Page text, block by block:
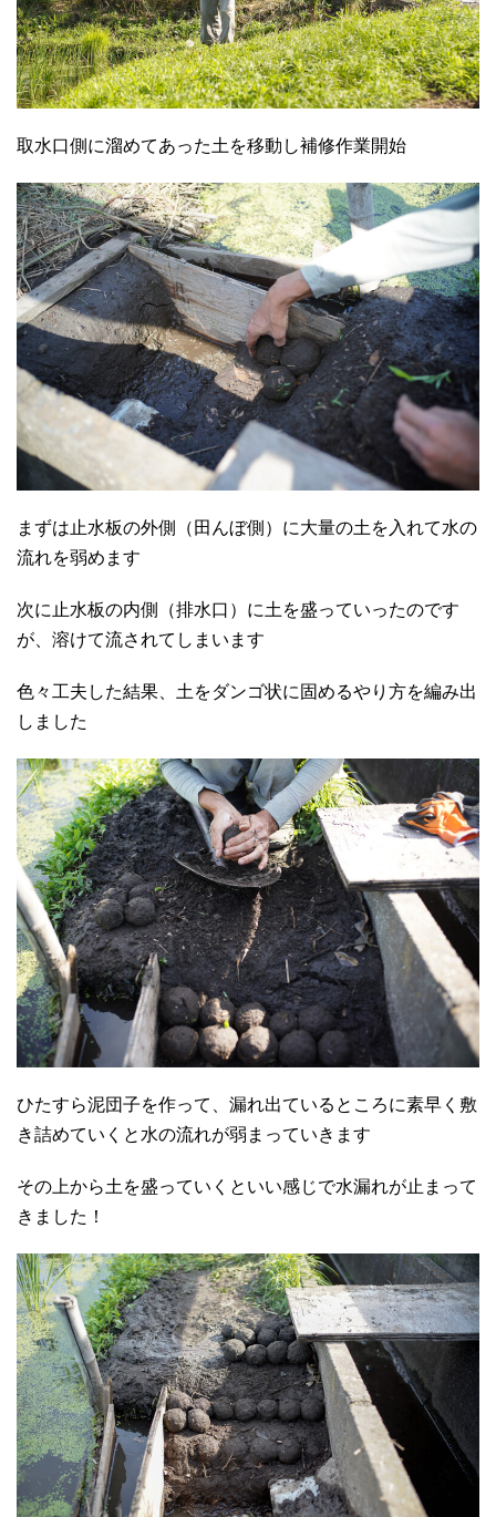
取水口側に溜めてあった土を移動し補修作業開始
まずは止水板の外側（田んぼ側）に大量の土を入れて水の
流れを弱めます
次に止水板の内側（排水口）に土を盛っていったのです
が、溶けて流されてしまいます
色々工夫した結果、土をダンゴ状に固めるやり方を編み出
しました
ひたすら泥団子を作って、漏れ出ているところに素早く敷
き詰めていくと水の流れが弱まっていきます
その上から土を盛っていくといい感じで水漏れが止まって
きました！